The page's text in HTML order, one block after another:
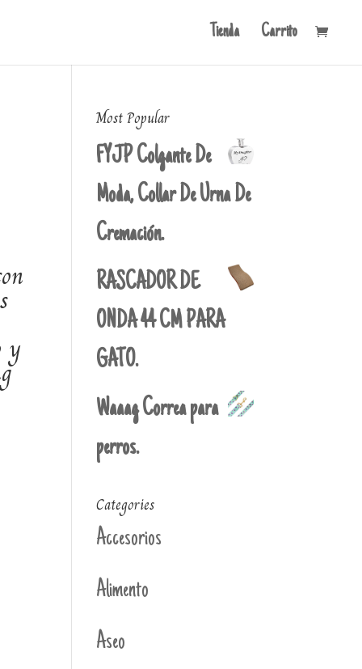
Tienda Carrito
y
Most Popular
FYJP Colgante De
Moda, Collar De Urna De
Cremación.
RASCADOR DE
ONDA 44 CM PARA
GATO.
Waaag Correa para
perros.
Categories
Accesorios
Alimento
Aseo